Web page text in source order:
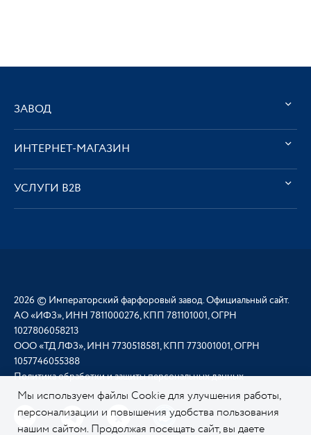
ЗАВОД
ИНТЕРНЕТ-МАГАЗИН
УСЛУГИ В2В
2026 © Императорский фарфоровый завод. Официальный сайт.
АО «ИФЗ», ИНН 7811000276, КПП 781101001, ОГРН
1027806058213
ООО «ТД ЛФЗ», ИНН 7730518581, КПП 773001001, ОГРН
1057746055388
Политика обработки и защиты персональных данных
Мы используем файлы Cookie для улучшения работы,
персонализации и повышения удобства пользования
нашим сайтом. Продолжая посещать сайт, вы даете